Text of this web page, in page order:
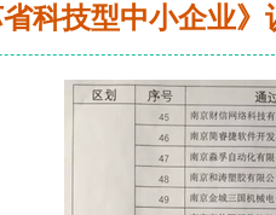
科技型中小企业